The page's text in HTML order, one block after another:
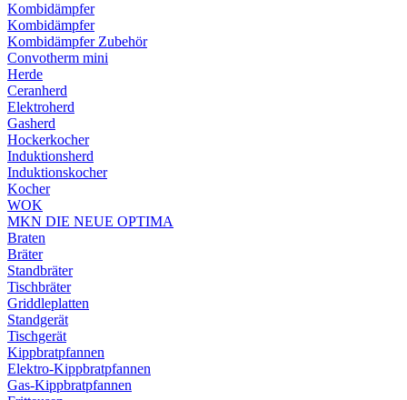
Kombidämpfer
Kombidämpfer
Kombidämpfer Zubehör
Convotherm mini
Herde
Ceranherd
Elektroherd
Gasherd
Hockerkocher
Induktionsherd
Induktionskocher
Kocher
WOK
MKN DIE NEUE OPTIMA
Braten
Bräter
Standbräter
Tischbräter
Griddleplatten
Standgerät
Tischgerät
Kippbratpfannen
Elektro-Kippbratpfannen
Gas-Kippbratpfannen